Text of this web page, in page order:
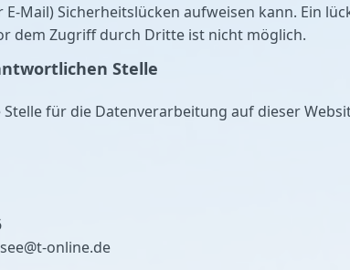
Mail) Sicherheitslücken aufweisen kann. Ein
dem Zugriff durch Dritte ist nicht möglich.
Stelle
für die Datenverarbeitung auf dieser
online.de